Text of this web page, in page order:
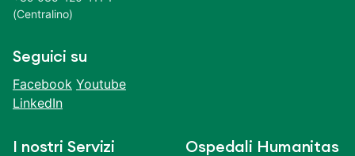
(Centralino)
Seguici su
Facebook Youtube
LinkedIn
I nostri Servizi Ospedali Humanitas